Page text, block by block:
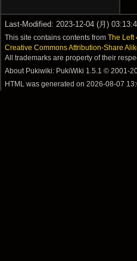
Last-Modified: 2023-12-04 (月)
This site contains contents fromThe Left
Creative Commons Attribution-Share
All trademarks are property of their
About Pukiwiki: PukiWiki 1.5.1 © 2001-
HTML was generated on2026-08-07